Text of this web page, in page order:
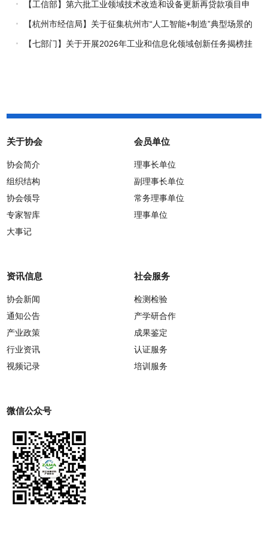
【工信部】第六批工业领域技术改造和设备更新再贷款项目申
报工作启动
【杭州市经信局】关于征集杭州市“人工智能+制造”典型场景的
通知【七部门】关于开展2026年工业和信息化领域创新任务揭榜挂
关于协会
协会简介
组织结构
协会领导
专家智库
大事记
会员单位
理事长单位
副理事长单位
常务理事单位
理事单位
资讯信息
协会新闻
通知公告
产业政策
行业资讯
视频记录
社会服务
检测检验
产学研合作
成果鉴定
认证服务
培训服务
微信公众号